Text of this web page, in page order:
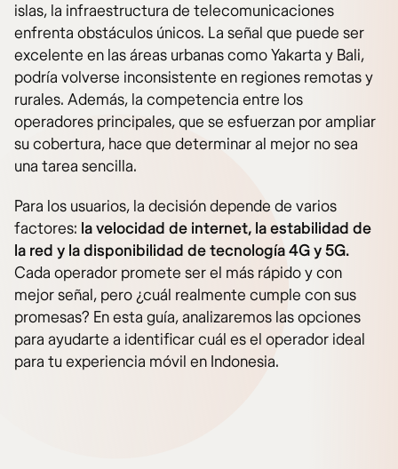
islas, la infraestructura de telecomunicaciones
enfrenta obstáculos únicos. La señal que puede ser
excelente en las áreas urbanas como Yakarta y Bali,
podría volverse inconsistente en regiones remotas y
rurales. Además, la competencia entre los
operadores principales, que se esfuerzan por ampliar
su cobertura, hace que determinar al mejor no sea
una tarea sencilla.
Para los usuarios, la decisión depende de varios
factores: la velocidad de internet, la estabilidad de
la red y la disponibilidad de tecnología 4G y 5G.
Cada operador promete ser el más rápido y con
mejor señal, pero ¿cuál realmente cumple con sus
promesas? En esta guía, analizaremos las opciones
para ayudarte a identificar cuál es el operador ideal
para tu experiencia móvil en Indonesia.